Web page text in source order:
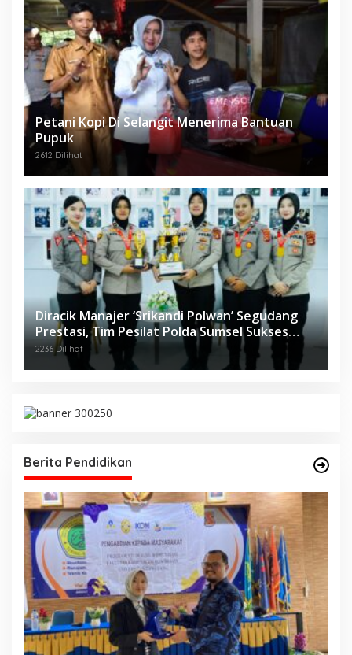
Petani Kopi Di Selangit Menerima Bantuan
Pupuk
2612 Dilihat
Diracik Manajer ‘Srikandi Polwan’ Segudang
Prestasi, Tim Pesilat Polda Sumsel Sukses
Diajang Kejurnas Menpora Cup II 2024
2236 Dilihat
Berita Pendidikan